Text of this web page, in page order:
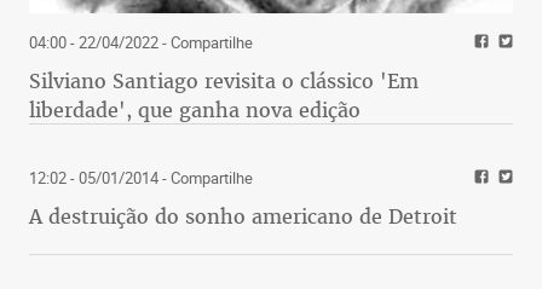
04:00 - 22/04/2022- Compartilhe
Silviano Santiago revisita o clássico 'Em
liberdade', que ganha nova edição
12:02 - 05/01/2014- Compartilhe
A destruição do sonho americano de Detroit